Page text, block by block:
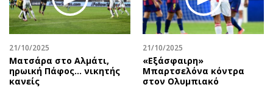
21/10/2025
Ματσάρα στο Αλμάτι,
ηρωική Πάφος… νικητής
κανείς
21/10/2025
«Εξάσφαιρη»
Μπαρτσελόνα κόντρα
στον Ολυμπιακό